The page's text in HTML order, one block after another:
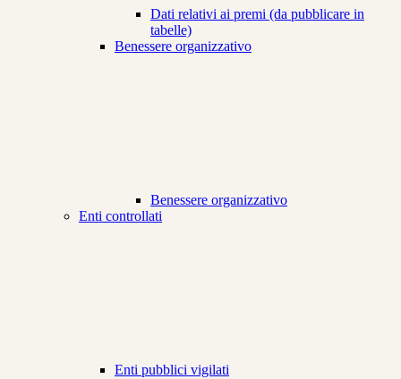
Dati relativi ai premi (da pubblicare in
tabelle)
Benessere organizzativo
Benessere organizzativo
Enti controllati
Enti pubblici vigilati